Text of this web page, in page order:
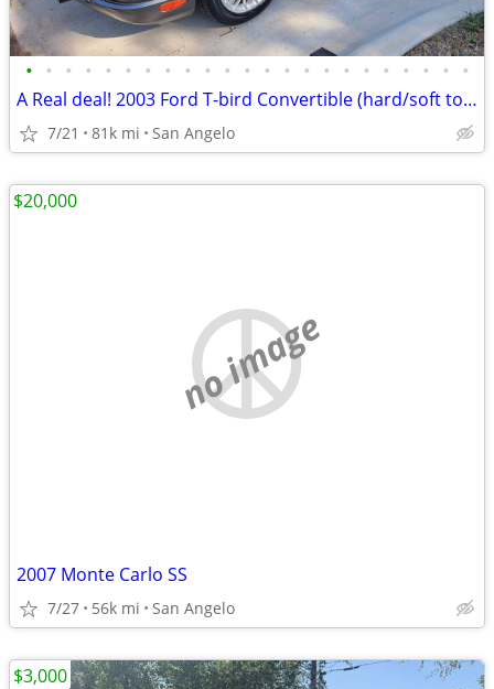
• • • • • • • • • • • • • • • • • • • • • • •
A Real deal! 2003 Ford T-bird Convertible (hard/soft top) w/low miles!
7/21 81k mi San Angelo
no image
2007 Monte Carlo SS
7/27 56k mi San Angelo
$20,000
$3,000